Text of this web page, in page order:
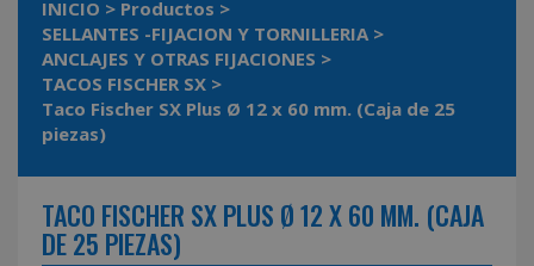
INICIO > Productos >
SELLANTES -FIJACION Y TORNILLERIA >
ANCLAJES Y OTRAS FIJACIONES >
TACOS FISCHER SX >
Taco Fischer SX Plus Ø 12 x 60 mm. (Caja de 25
piezas)
TACO FISCHER SX PLUS Ø 12 X 60 MM. (CAJA
DE 25 PIEZAS)